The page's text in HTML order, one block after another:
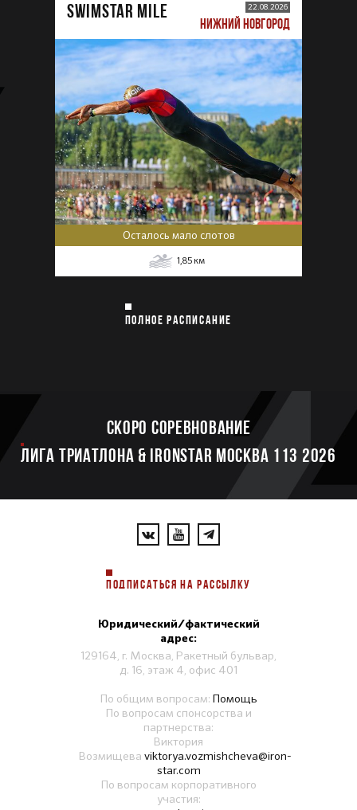
SWIMSTAR MILE 22.08.2026
НИЖНИЙ НОВГОРОД
Осталось мало слотов
1,85 км
ПОЛНОЕ РАСПИСАНИЕ
Скоро соревнование
ЛИГА ТРИАТЛОНА & IRONSTAR МОСКВА 113 2026
ПОДПИСАТЬСЯ НА РАССЫЛКУ
Юридический/фактический
адрес:
129164, г. Москва, Ракетный бульвар,
д. 16, этаж 4, офис 401
По общим вопросам: Помощь
По вопросам спонсорства и
партнерства:
Виктория
Возмищева viktorya.vozmishcheva@iron-
star.com
По вопросам корпоративного
участия: